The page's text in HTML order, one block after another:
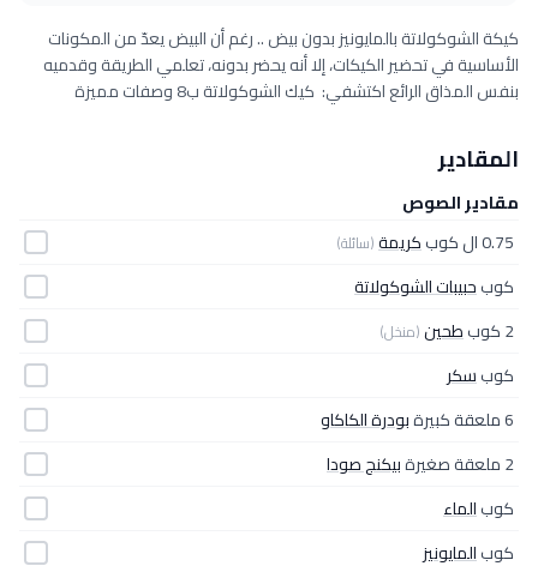
كيكة الشوكولاتة بالمايونيز بدون بيض .. رغم أن البيض يعدّ من المكونات
الأساسية في تحضير الكيكات، إلا أنه يحضر بدونه، تعلمي الطريقة وقدميه
بنفس المذاق الرائع اكتشفي: كيك الشوكولاتة ب8 وصفات مميزة
المقادير
مقادير الصوص
0.75 ال كوب
كريمة(سائلة)
كوبحبيبات الشوكولاتة
2 كوب
طحين(منخل)
كوبسكر
6 ملعقة كبيرة
بودرة الكاكاو
2 ملعقة صغيرة
بيكنج صودا
كوبالماء
كوبالمايونيز